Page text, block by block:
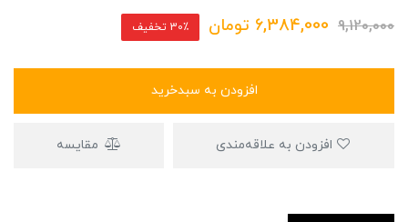
9,120,000
6,384,000 تومان 30٪ تخفیف
افزودن به سبدخرید
مقایسه